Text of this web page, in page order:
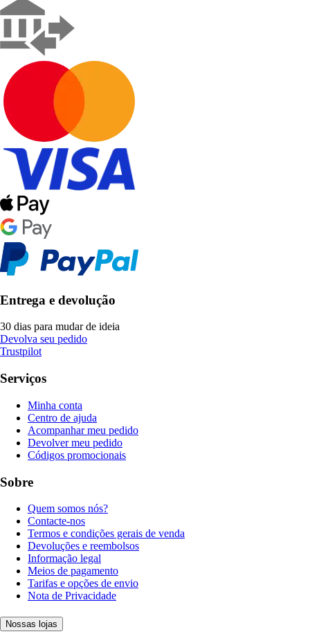
Entrega e devolução
30 dias para mudar de ideia
Devolva seu pedido
Trustpilot
Serviços
Minha conta
Centro de ajuda
Acompanhar meu pedido
Devolver meu pedido
Códigos promocionais
Sobre
Quem somos nós?
Contacte-nos
Termos e condições gerais de venda
Devoluções e reembolsos
Informação legal
Meios de pagamento
Tarifas e opções de envio
Nota de Privacidade
Nossas lojas